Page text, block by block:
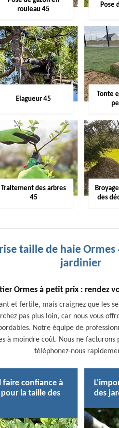
rouleau 45
Pose
Elagueur 45
Tonte
Traitement des arbres
45
des
taille de haie Ormes
jardinier
Ormes à petit prix : rendez
et fertile, mais craignez que les
pas plus loin, car nous vous
Notre équipe de
à moindre coût. Nous ne facturons
téléphonez-nous
faire confiance à
pour la taille des
des